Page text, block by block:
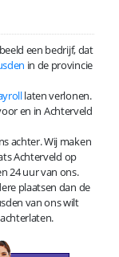
een bedrijf, dat
in de provincie
laten verlonen.
en in Achterveld
achter. Wij maken
Achterveld op
24 uur van ons.
plaatsen dan de
van ons wilt